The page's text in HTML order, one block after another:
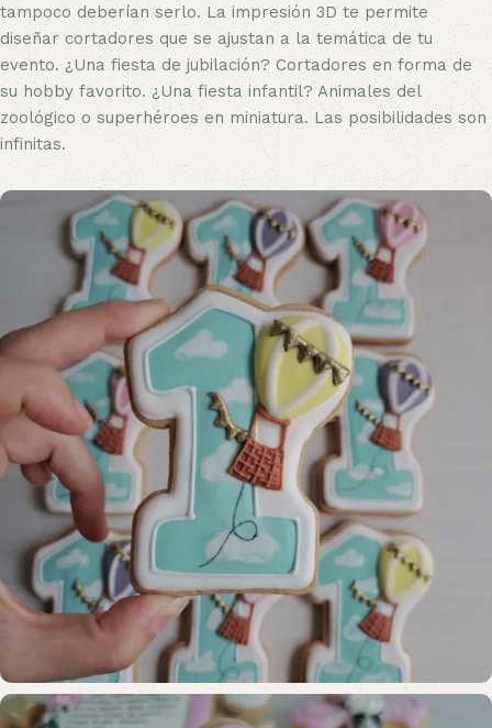
tampoco deberían serlo. La impresión 3D te permite
diseñar cortadores que se ajustan a la temática de tu
evento. ¿Una fiesta de jubilación? Cortadores en forma de
su hobby favorito. ¿Una fiesta infantil? Animales del
zoológico o superhéroes en miniatura. Las posibilidades son
infinitas.